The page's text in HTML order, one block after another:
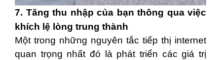
7. Tăng thu nhập của bạn thông qua việc
khích lệ lòng trung thành
Một trong những nguyên tắc tiếp thị internet
quan trọng nhất đó là phát triển các giá trị